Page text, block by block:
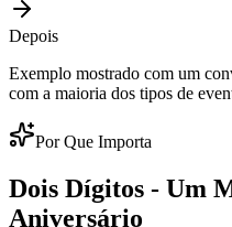
Depois
Exemplo mostrado com um
com a maioria dos tipos de
Por Que Importa
Dois Dígitos - Um
Aniversário